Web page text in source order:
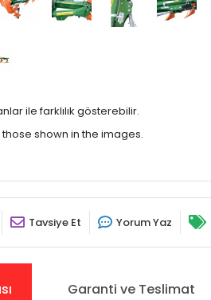
ile farklılık gösterebilir.
shown in the images.
Tavsiye Et Yorum Yaz
Garanti ve Teslimat